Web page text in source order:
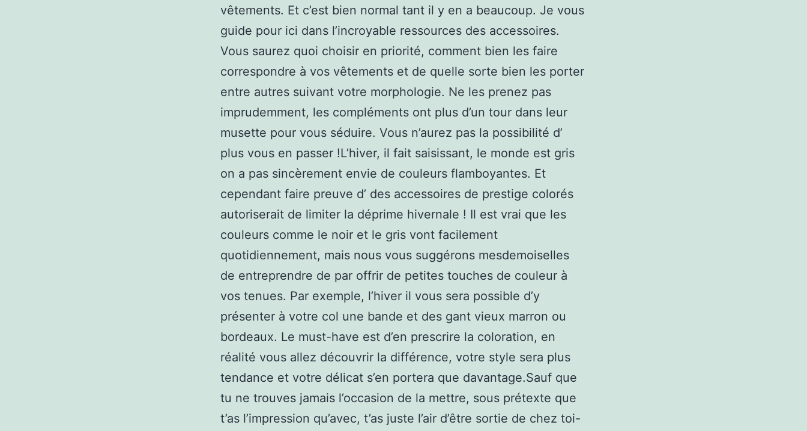
vêtements. Et c’est bien normal tant il y en a beaucoup. Je vous
guide pour ici dans l’incroyable ressources des accessoires.
Vous saurez quoi choisir en priorité, comment bien les faire
correspondre à vos vêtements et de quelle sorte bien les porter
entre autres suivant votre morphologie. Ne les prenez pas
imprudemment, les compléments ont plus d’un tour dans leur
musette pour vous séduire. Vous n’aurez pas la possibilité d’
plus vous en passer !L’hiver, il fait saisissant, le monde est gris
on a pas sincèrement envie de couleurs flamboyantes. Et
cependant faire preuve d’ des accessoires de prestige colorés
autoriserait de limiter la déprime hivernale ! Il est vrai que les
couleurs comme le noir et le gris vont facilement
quotidiennement, mais nous vous suggérons mesdemoiselles
de entreprendre de par offrir de petites touches de couleur à
vos tenues. Par exemple, l’hiver il vous sera possible d’y
présenter à votre col une bande et des gant vieux marron ou
bordeaux. Le must-have est d’en prescrire la coloration, en
réalité vous allez découvrir la différence, votre style sera plus
tendance et votre délicat s’en portera que davantage.Sauf que
tu ne trouves jamais l’occasion de la mettre, sous prétexte que
t’as l’impression qu’avec, t’as juste l’air d’être sortie de chez toi-